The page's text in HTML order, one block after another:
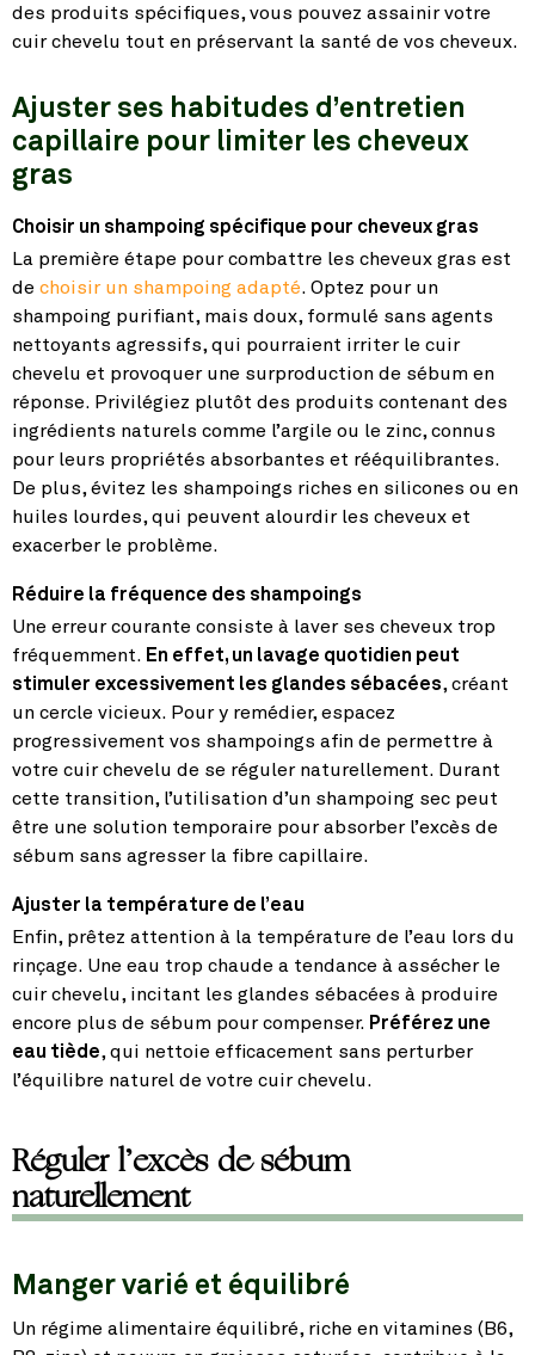
des produits spécifiques, vous pouvez assainir votre
cuir chevelu tout en préservant la santé de vos cheveux.
Ajuster ses habitudes d’entretien
capillaire pour limiter les cheveux
gras
Choisir un shampoing spécifique pour cheveux gras
La première étape pour combattre les cheveux gras est
de choisir un shampoing adapté. Optez pour un
shampoing purifiant, mais doux, formulé sans agents
nettoyants agressifs, qui pourraient irriter le cuir
chevelu et provoquer une surproduction de sébum en
réponse. Privilégiez plutôt des produits contenant des
ingrédients naturels comme l’argile ou le zinc, connus
pour leurs propriétés absorbantes et rééquilibrantes.
De plus, évitez les shampoings riches en silicones ou en
huiles lourdes, qui peuvent alourdir les cheveux et
exacerber le problème.
Réduire la fréquence des shampoings
Une erreur courante consiste à laver ses cheveux trop
fréquemment. En effet, un lavage quotidien peut
stimuler excessivement les glandes sébacées, créant
un cercle vicieux. Pour y remédier, espacez
progressivement vos shampoings afin de permettre à
votre cuir chevelu de se réguler naturellement. Durant
cette transition, l’utilisation d’un shampoing sec peut
être une solution temporaire pour absorber l’excès de
sébum sans agresser la fibre capillaire.
Ajuster la température de l’eau
Enfin, prêtez attention à la température de l’eau lors du
rinçage. Une eau trop chaude a tendance à assécher le
cuir chevelu, incitant les glandes sébacées à produire
encore plus de sébum pour compenser. Préférez une
eau tiède, qui nettoie efficacement sans perturber
l’équilibre naturel de votre cuir chevelu.
Réguler l’excès de sébum
naturellement
Manger varié et équilibré
Un régime alimentaire équilibré, riche en vitamines (B6,